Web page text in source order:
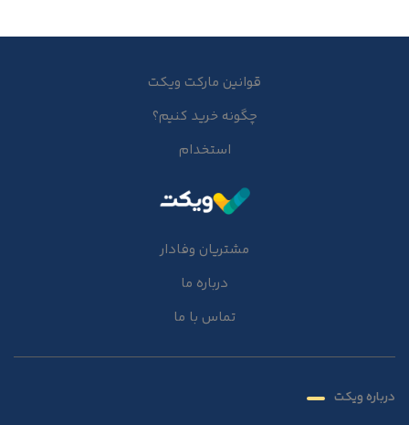
قوانین مارکت ویکت
چگونه خرید کنیم؟
استخدام
مشتریان وفادار
درباره ما
تماس با ما
درباره ویکت